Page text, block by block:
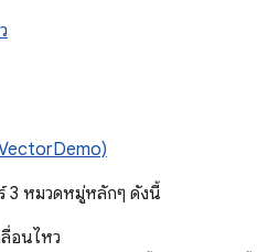
3 หมวดหมู่หลักๆ ดังนี้
ลื่อนไหว